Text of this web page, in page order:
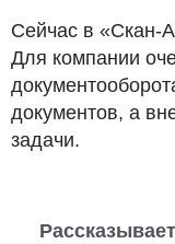
Сейчас в «Скан-
Для компании
документов, а
задачи.